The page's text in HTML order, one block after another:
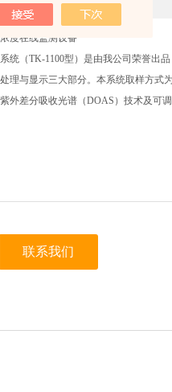
度在线监测设备
统（TK-1100型）是由我公司荣誉出
理与显示三大部分。本系统取样方式
外差分吸收光谱（DOAS）技术及可
联系我们